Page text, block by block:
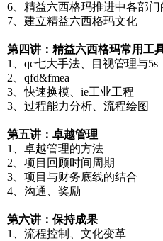
6、精益六西格玛推进中各部门
7、建立精益六西格玛文化
第四讲：精益六西格玛常用工
1、qc七大手法、目视管理与5s
2、qfd&fmea
3、快速换模、ie工业工程
3、过程能力分析、流程绘图
第五讲：卓越管理
1、卓越管理的方法
2、项目回顾时间周期
3、项目与财务底线的结合
4、沟通、奖励
第六讲：保持成果
1、流程控制、文化变革